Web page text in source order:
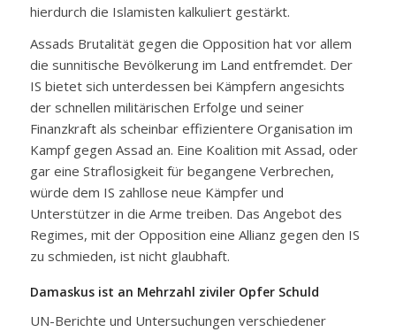
hierdurch die Islamisten kalkuliert gestärkt.
Assads Brutalität gegen die Opposition hat vor allem
die sunnitische Bevölkerung im Land entfremdet. Der
IS bietet sich unterdessen bei Kämpfern angesichts
der schnellen militärischen Erfolge und seiner
Finanzkraft als scheinbar effizientere Organisation im
Kampf gegen Assad an. Eine Koalition mit Assad, oder
gar eine Straflosigkeit für begangene Verbrechen,
würde dem IS zahllose neue Kämpfer und
Unterstützer in die Arme treiben. Das Angebot des
Regimes, mit der Opposition eine Allianz gegen den IS
zu schmieden, ist nicht glaubhaft.
Damaskus ist an Mehrzahl ziviler Opfer Schuld
UN-Berichte und Untersuchungen verschiedener